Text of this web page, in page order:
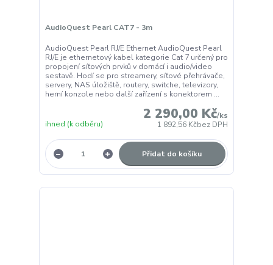
AudioQuest Pearl CAT7 - 3m
AudioQuest Pearl RJ/E Ethernet AudioQuest Pearl
RJ/E je ethernetový kabel kategorie Cat 7 určený pro
propojení síťových prvků v domácí i audio/video
sestavě. Hodí se pro streamery, síťové přehrávače,
servery, NAS úložiště, routery, switche, televizory,
herní konzole nebo další zařízení s konektorem ...
2 290,00 Kč/ks
1 892,56 Kčbez DPH
ihned (k odběru)
Přidat do košíku